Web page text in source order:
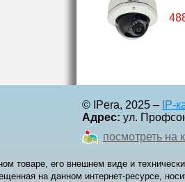
© IPera, 2025 – IP-
Адрес: ул.
посмотреть на
товаре, его внешнем виде и
на данном интернет-ресурсе,